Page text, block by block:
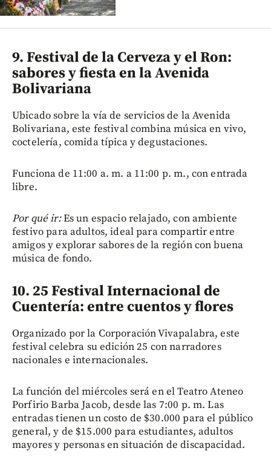
9. Festival de la Cerveza y el Ron:
sabores y fiesta en la Avenida
Bolivariana
Ubicado sobre la vía de servicios de la Avenida
Bolivariana, este festival combina música en vivo,
coctelería, comida típica y degustaciones.
Funciona de 11:00 a. m. a 11:00 p. m., con entrada
libre.
Por qué ir:Es un espacio relajado, con ambiente
festivo para adultos, ideal para compartir entre
amigos y explorar sabores de la región con buena
música de fondo.
10. 25 Festival Internacional de
Cuentería: entre cuentos y flores
Organizado por la Corporación Vivapalabra, este
festival celebra su edición 25 con narradores
nacionales e internacionales.
La función del miércoles será en el Teatro Ateneo
Porfirio Barba Jacob, desde las 7:00 p. m. Las
entradas tienen un costo de $30.000 para el público
general, y de $15.000 para estudiantes, adultos
mayores y personas en situación de discapacidad.